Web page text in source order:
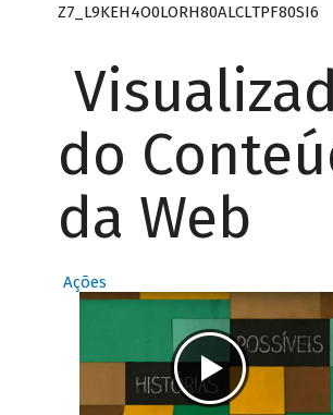
Z7_L9KEH4O0LORH80ALCLTPF80SI6
do
da Web
Ações